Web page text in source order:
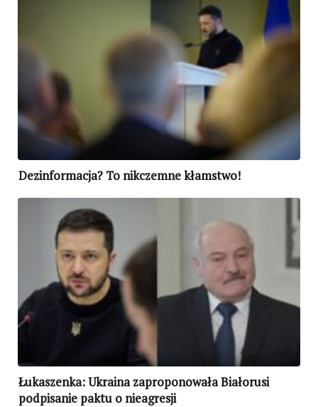
Dezinformacja? To nikczemne kłamstwo!
Łukaszenka: Ukraina zaproponowała Białorusi
podpisanie paktu o nieagresji